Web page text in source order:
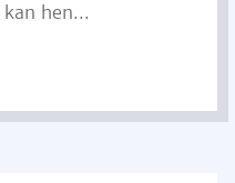
hen...